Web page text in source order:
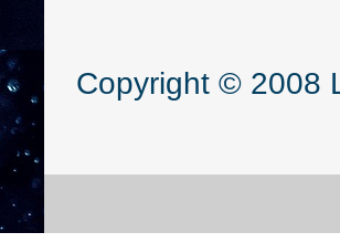
Copyright © 2008